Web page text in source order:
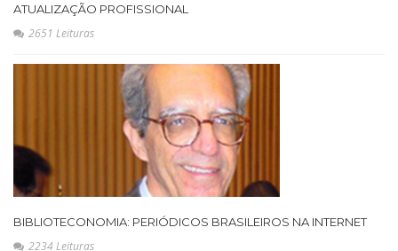
ATUALIZAÇÃO PROFISSIONAL
2651 Leituras
BIBLIOTECONOMIA: PERIÓDICOS BRASILEIROS NA INTERNET
2234 Leituras